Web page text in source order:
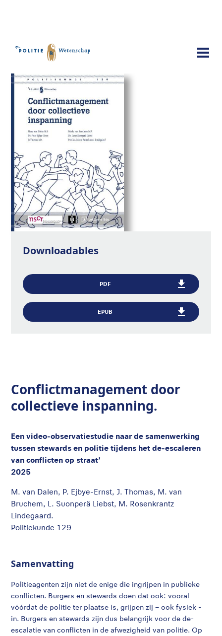
Publicaties
Conflictmanagement door collectieve
inspanning.
Downloadables
PDF
EPUB
Conflictmanagement door
collectieve inspanning.
Een video-observatiestudie naar de samenwerking
tussen stewards en politie tijdens het de-escaleren
van conflicten op straat’
2025
M. van Dalen, P. Ejbye-Ernst, J. Thomas, M. van
Bruchem, L. Suonperä Liebst, M. Rosenkrantz
Lindegaard.
Politiekunde 129
Samenvatting
Politieagenten zijn niet de enige die ingrijpen in publieke
conflicten. Burgers en stewards doen dat ook: vooral
vóórdat de politie ter plaatse is, grijpen zij – ook fysiek -
in. Burgers en stewards zijn dus belangrijk voor de de-
escalatie van conflicten in de afwezigheid van politie. Op